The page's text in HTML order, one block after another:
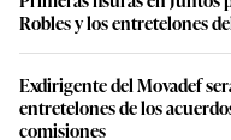
Robles y los entretelones
Exdirigente del Movadef
entretelones de los
comisiones